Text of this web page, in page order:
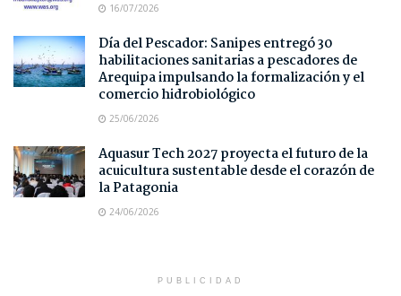
16/07/2026
Día del Pescador: Sanipes entregó 30
habilitaciones sanitarias a pescadores de
Arequipa impulsando la formalización y el
comercio hidrobiológico
25/06/2026
Aquasur Tech 2027 proyecta el futuro de la
acuicultura sustentable desde el corazón de
la Patagonia
24/06/2026
PUBLICIDAD